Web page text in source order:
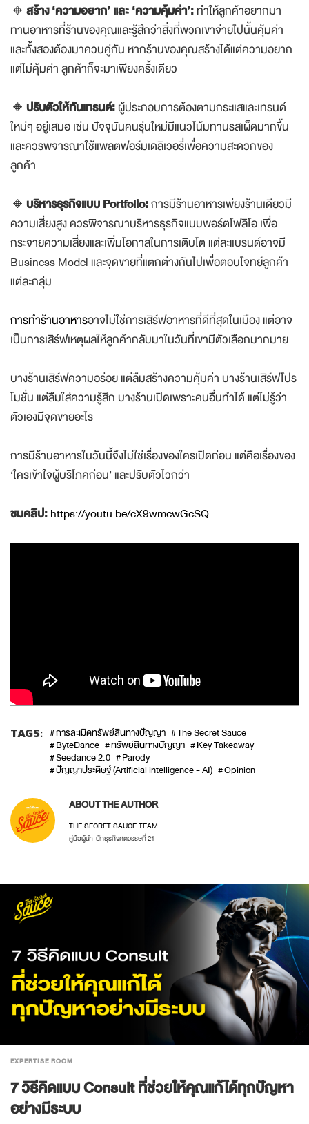
🔸 สร้าง ‘ความอยาก’ และ ‘ความคุ้มค่า’:ทำให้ลูกค้าอยากมา
ทานอาหารที่ร้านของคุณและรู้สึกว่าสิ่งที่พวกเขาจ่ายไปนั้นคุ้มค่า
และทั้งสองต้องมาควบคู่กัน หากร้านของคุณสร้างได้แต่ความอยาก
แต่ไม่คุ้มค่า ลูกค้าก็จะมาเพียงครั้งเดียว
🔸 ปรับตัวให้ทันเทรนด์:ผู้ประกอบการต้องตามกระแสและเทรนด์
ใหม่ๆ อยู่เสมอ เช่น ปัจจุบันคนรุ่นใหม่มีแนวโน้มทานรสเผ็ดมากขึ้น
และควรพิจารณาใช้แพลตฟอร์มเดลิเวอรี่เพื่อความสะดวกของ
ลูกค้า
🔸 บริหารธุรกิจแบบ Portfolio:การมีร้านอาหารเพียงร้านเดียวมี
ความเสี่ยงสูง ควรพิจารณาบริหารธุรกิจแบบพอร์ตโฟลิโอ เพื่อ
กระจายความเสี่ยงและเพิ่มโอกาสในการเติบโต แต่ละแบรนด์อาจมี
Business Model และจุดขายที่แตกต่างกันไปเพื่อตอบโจทย์ลูกค้า
แต่ละกลุ่ม
การทำร้านอาหารอาจไม่ใช่การเสิร์ฟอาหารที่ดีที่สุดในเมือง แต่อาจ
เป็นการเสิร์ฟเหตุผลให้ลูกค้ากลับมาในวันที่เขามีตัวเลือกมากมาย
บางร้านเสิร์ฟความอร่อย แต่ลืมสร้างความคุ้มค่า บางร้านเสิร์ฟโปร
โมชั่น แต่ลืมใส่ความรู้สึก บางร้านเปิดเพราะคนอื่นทำได้ แต่ไม่รู้ว่า
ตัวเองมีจุดขายอะไร
การมีร้านอาหารในวันนี้จึงไม่ใช่เรื่องของใครเปิดก่อน แต่คือเรื่องของ
‘ใครเข้าใจผู้บริโภคก่อน’ และปรับตัวไวกว่า
ชมคลิป:https://youtu.be/cX9wmcwGcSQ
TAGS: การละเมิดทรัพย์สินทางปัญญา
The Secret Sauce
ByteDance
ทรัพย์สินทางปัญญา
Key Takeaway
Seedance 2.0
Parody
ปัญญาประดิษฐ์ (Artificial intelligence - AI)
Opinion
ABOUT THE AUTHOR
THE SECRET SAUCE TEAM
คู่มือผู้นำ-นักธุรกิจศตวรรษที่ 21
EXPERTISE ROOM
7 วิธีคิดแบบ Consult ที่ช่วยให้คุณแก้ได้ทุกปัญหา
อย่างมีระบบ